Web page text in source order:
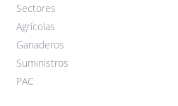
Sectores
Agrícolas
Ganaderos
Suministros
PAC